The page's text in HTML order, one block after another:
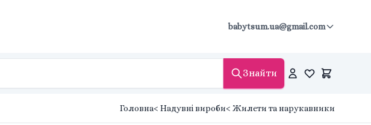
babytsum.ua@gmail.com
Знайти
Головна< Надувні вироби< Жилети та нарукавники